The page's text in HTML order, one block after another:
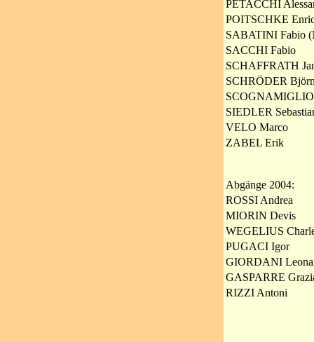
PETACCHI
POITSCHKE
SABATINI Fabio
SACCHI Fabio
SCHAFFRATH
SCHRÖDER
SIEDLER
VELO Marco
ZABEL Erik
Abgänge 2004:
ROSSI Andrea
MIORIN Devis
WEGELIUS
PUGACI Igor
GIORDANI
GASPARRE
RIZZI Antoni